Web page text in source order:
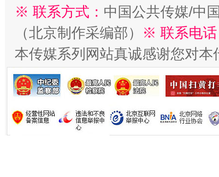
“刷贴”乱象丛生
生
※ 联系方式： 中国公共传媒/中
（北京制作采编部）
※ 联系电
本传媒系列网站真诚感谢您对